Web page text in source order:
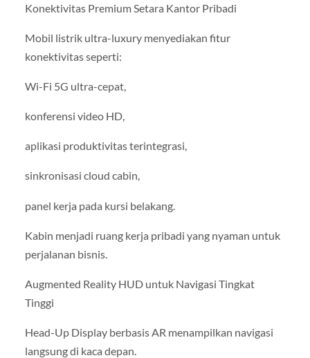
Konektivitas Premium Setara Kantor Pribadi
Mobil listrik ultra-luxury menyediakan fitur
konektivitas seperti:
Wi-Fi 5G ultra-cepat,
konferensi video HD,
aplikasi produktivitas terintegrasi,
sinkronisasi cloud cabin,
panel kerja pada kursi belakang.
Kabin menjadi ruang kerja pribadi yang nyaman untuk
perjalanan bisnis.
Augmented Reality HUD untuk Navigasi Tingkat
Tinggi
Head-Up Display berbasis AR menampilkan navigasi
langsung di kaca depan.